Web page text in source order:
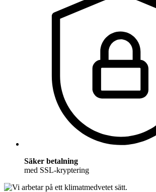
Säker betalning
med SSL-kryptering